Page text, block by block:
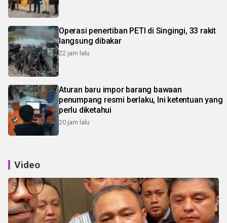
Operasi penertiban PETI di Singingi, 33 rakit
langsung dibakar
22 jam lalu
Aturan baru impor barang bawaan
penumpang resmi berlaku, Ini ketentuan yang
perlu diketahui
20 jam lalu
Video